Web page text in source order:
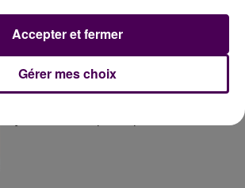
Inscrivez-vous au casting The Voice & The Voice
Kids !
Gérer mes choix
Accepter et fermer